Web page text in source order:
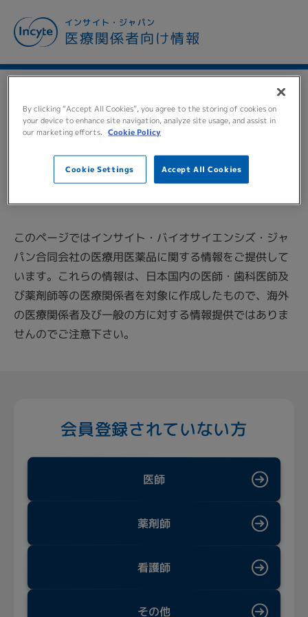
ン
インサイト・ジャパン
医療関係者向け情報
TO ALL MEDICAL
PERSONNEL医療関係者の
皆様へ
このページではインサイト・バイオサイエンシズ・ジャ
パン合同会社の医療用医薬品に関する情報をご提供して
います。これらの情報は、日本国内の医師・歯科医師及
び薬剤師等の医療関係者を対象に作成したもので、海外
の医療関係者及び一般の方に対する情報提供ではありま
せんのでご注意下さい。
会員登録されていない方
医師
薬剤師
看護師
その他
By clicking “Accept All Cookies”, you agree to the storing of cookies on
your device to enhance site navigation, analyze site usage, and assist in
our marketing efforts. Cookie Policy
Cookie Settings Accept All Cookies